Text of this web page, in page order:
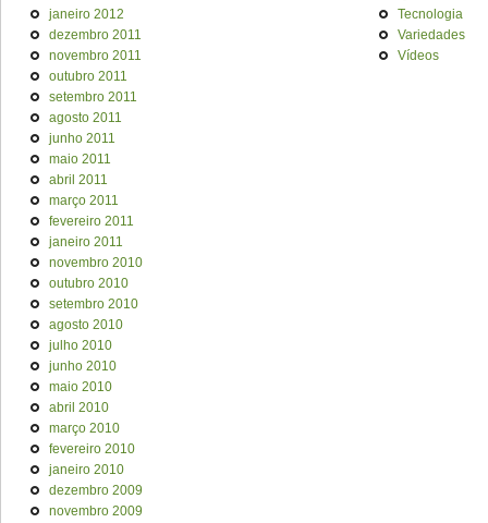
janeiro 2012
dezembro 2011
novembro 2011
outubro 2011
setembro 2011
agosto 2011
junho 2011
maio 2011
abril 2011
março 2011
fevereiro 2011
janeiro 2011
novembro 2010
outubro 2010
setembro 2010
agosto 2010
julho 2010
junho 2010
maio 2010
abril 2010
março 2010
fevereiro 2010
janeiro 2010
dezembro 2009
novembro 2009
Tecnologia
Variedades
Vídeos